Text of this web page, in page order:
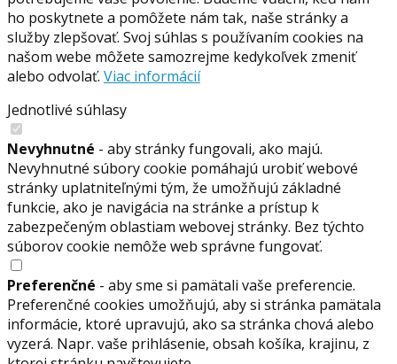
ho poskytnete a pomôžete nám tak, naše stránky a
služby zlepšovať. Svoj súhlas s používaním cookies na
našom webe môžete samozrejme kedykoľvek zmeniť
alebo odvolať. Viac informácií
Jednotlivé súhlasy
Nevyhnutné - aby stránky fungovali, ako majú.
Nevyhnutné súbory cookie pomáhajú urobiť webové
stránky uplatniteľnými tým, že umožňujú základné
funkcie, ako je navigácia na stránke a prístup k
zabezpečeným oblastiam webovej stránky. Bez týchto
súborov cookie nemôže web správne fungovať.
Preferenčné - aby sme si pamätali vaše preferencie.
Preferenčné cookies umožňujú, aby si stránka pamätala
informácie, ktoré upravujú, ako sa stránka chová alebo
vyzerá. Napr. vaše prihlásenie, obsah košíka, krajinu, z